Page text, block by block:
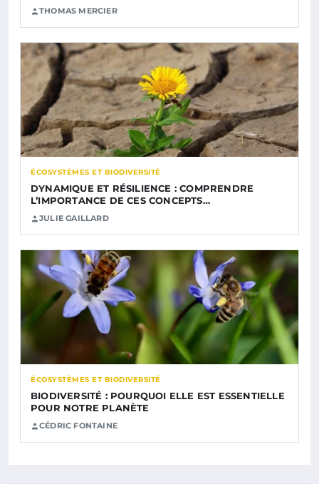
THOMAS MERCIER
ÉCOSYSTÈMES ET BIODIVERSITÉ
DYNAMIQUE ET RÉSILIENCE : COMPRENDRE
L’IMPORTANCE DE CES CONCEPTS…
JULIE GAILLARD
ÉCOSYSTÈMES ET BIODIVERSITÉ
BIODIVERSITÉ : POURQUOI ELLE EST ESSENTIELLE
POUR NOTRE PLANÈTE
CÉDRIC FONTAINE